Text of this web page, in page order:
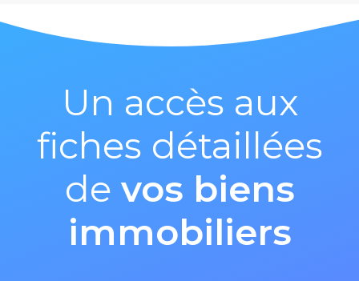
Un accès aux
fiches détaillées
de vos biens
immobiliers